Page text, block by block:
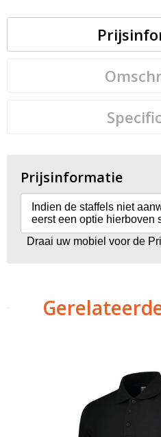
Prijsinformatie
Indien de staffels niet
eerst een optie hierboven
Draai uw mobiel voor de